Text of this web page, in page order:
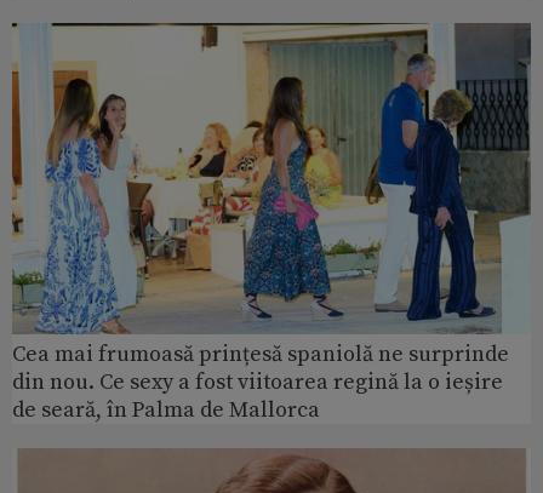
Cea mai frumoasă prințesă spaniolă ne surprinde
din nou. Ce sexy a fost viitoarea regină la o ieșire
de seară, în Palma de Mallorca